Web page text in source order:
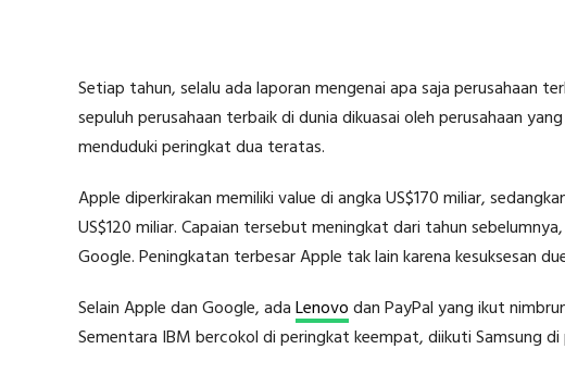
Setiap tahun, selalu ada laporan mengenai apa saja perusahaan
sepuluh perusahaan terbaik di dunia dikuasai oleh perusahaan
menduduki peringkat dua teratas.
Apple diperkirakan memiliki value di angka US$170 miliar,
US$120 miliar. Capaian tersebut meningkat dari tahun
Google. Peningkatan terbesar Apple tak lain karena kesuksesan
Selain Apple dan Google, adaLenovodan PayPal yang ikut
Sementara IBM bercokol di peringkat keempat, diikuti Samsung